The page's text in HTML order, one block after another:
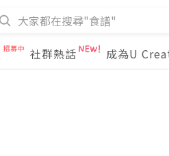
社群熱話 成為U